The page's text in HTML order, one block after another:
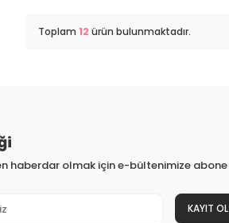
Toplam 12 ürün bulunmaktadır.
haberdar olmak için e-bültenimize abone
KAYIT OL